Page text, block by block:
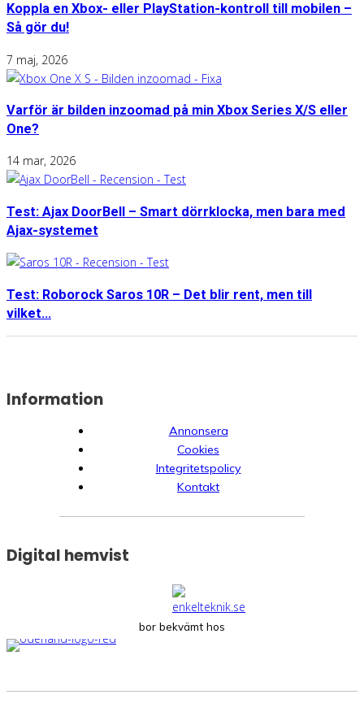
Koppla en Xbox- eller PlayStation-kontroll till mobilen –
Så gör du!
7 maj, 2026
Varför är bilden inzoomad på min Xbox Series X/S eller
One?
14 mar, 2026
Test: Ajax DoorBell – Smart dörrklocka, men bara med
Ajax-systemet
Test: Roborock Saros 10R – Det blir rent, men till
vilket...
Information
Annonsera
Cookies
Integritetspolicy
Kontakt
Digital hemvist
bor bekvämt hos